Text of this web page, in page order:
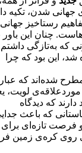
جهانی شدن، تکیه
رستاخیز
چنان این باور
که به‌تازگی
این بود که چرا
مطرح شده‌اند که
موردعلاقه‌ی لویت،
که دیدگاه
که باعث
فرصت تازه‌ای برای
کره‌ی زمین